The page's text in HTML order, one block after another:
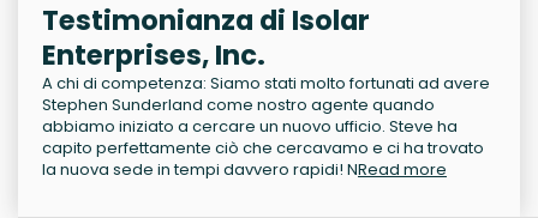
Testimonianza di Isolar
Enterprises, Inc.
A chi di competenza: Siamo stati molto fortunati ad avere
Stephen Sunderland come nostro agente quando
abbiamo iniziato a cercare un nuovo ufficio. Steve ha
capito perfettamente ciò che cercavamo e ci ha trovato
la nuova sede in tempi davvero rapidi! NRead more